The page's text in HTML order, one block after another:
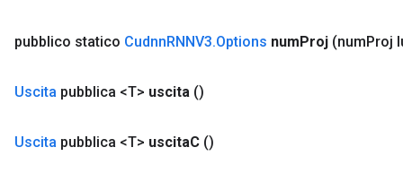
pubblico statico CudnnRNNV3.Options numProj (numProj
Uscita pubblica <T> uscita ()
Uscita pubblica <T> uscitaC ()